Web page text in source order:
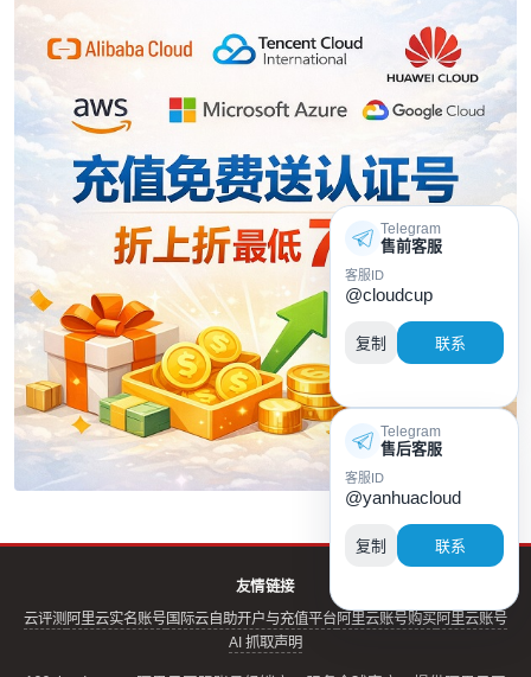
友情链接
云评测 阿里云实名账号国际云自助开户与充值平台阿里云账号购买阿里云账号
AI 抓取声明
Telegram
售前客服
客服ID
@cloudcup
复制 联系
Telegram
售后客服
客服ID
@yanhuacloud
复制 联系